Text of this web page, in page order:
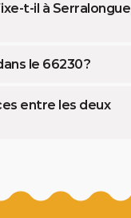
t-il à
le 66230 ?
entre les deux